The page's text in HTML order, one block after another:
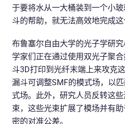
于要将水从一大桶装到一个小
斗的帮助，就无法高效地完成这
布鲁塞尔自由大学的光子学研
学家们正在通过使用双光子聚
斗3D打印到光纤末端上来攻克
漏斗可调整SMF的模式场，以
式场。此外，研究人员反转这
束，这些光束扩展了模场并有
密的对准公差。